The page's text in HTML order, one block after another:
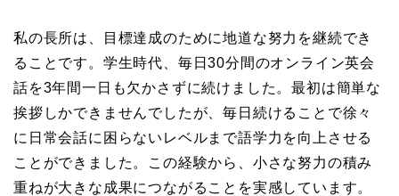
私の長所は、目標達成のために地道な努力を継続でき
ることです。学生時代、毎日30分間のオンライン英会
話を3年間一日も欠かさずに続けました。最初は簡単な
挨拶しかできませんでしたが、毎日続けることで徐々
に日常会話に困らないレベルまで語学力を向上させる
ことができました。この経験から、小さな努力の積み
重ねが大きな成果につながることを実感しています。